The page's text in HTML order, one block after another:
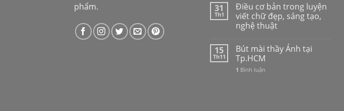
phẩm.
31
Th1
Điều cơ bản trong luyện
viết chữ đẹp, sáng tạo,
nghệ thuật
15
Th11
Bút mài thầy Ánh tại
Tp.HCM
1 Bình luận